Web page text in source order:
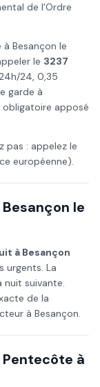
de l'Ordre
à Besançon le
le 3237
24, 0,35
garde à
apposé
pas : appelez le
européenne).
Besançon le
à Besançon
urgents. La
nuit suivante.
de la
à Besançon.
Pentecôte à